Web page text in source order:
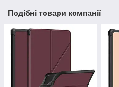
Подібні товари компанії